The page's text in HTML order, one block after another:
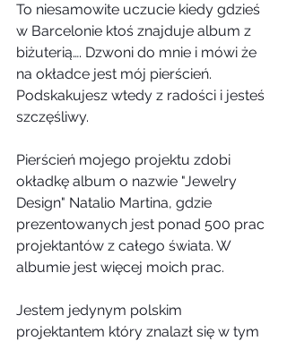
To niesamowite uczucie kiedy gdzieś
w Barcelonie ktoś znajduje album z
biżuterią…. Dzwoni do mnie i mówi że
na okładce jest mój pierścień.
Podskakujesz wtedy z radości i jesteś
szczęśliwy.
Pierścień mojego projektu zdobi
okładkę album o nazwie "Jewelry
Design" Natalio Martina, gdzie
prezentowanych jest ponad 500 prac
projektantów z całego świata. W
albumie jest więcej moich prac.
Jestem jedynym polskim
projektantem który znalazł się w tym